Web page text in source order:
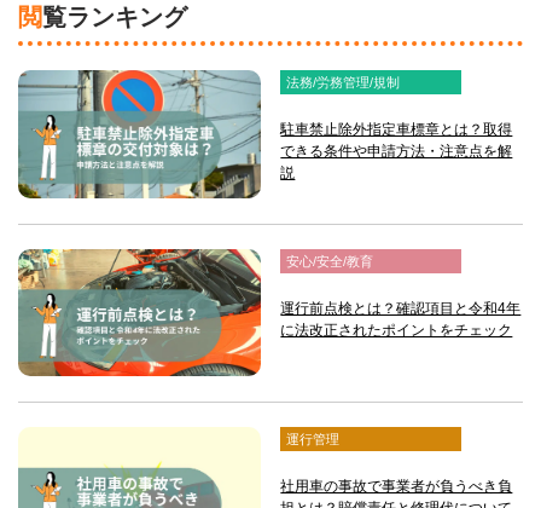
閲覧ランキング
法務/労務管理/規制
駐車禁止除外指定車標章とは？取得
できる条件や申請方法・注意点を解
説
安心/安全/教育
運行前点検とは？確認項目と令和4年
に法改正されたポイントをチェック
運行管理
社用車の事故で事業者が負うべき負